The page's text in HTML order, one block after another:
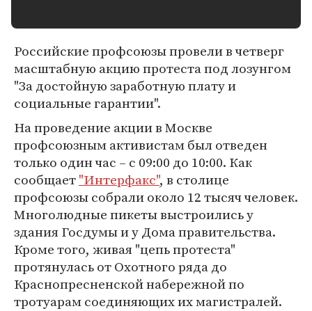
Российские профсоюзы провели в четверг
масштабную акцию протеста под лозунгом
"За достойную заработную плату и
социальные гарантии".
На проведение акции в Москве
профсоюзным активистам был отведен
только один час – с 09:00 до 10:00. Как
сообщает"Интерфакс", в столице
профсоюзы собрали около 12 тысяч человек.
Многолюдные пикеты выстроились у
здания Госдумы и у Дома правительства.
Кроме того, живая "цепь протеста"
протянулась от Охотного ряда до
Краснопресненской набережной по
тротуарам соединяющих их магистралей.